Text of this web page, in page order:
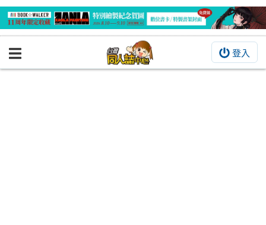
登入
BOOKY書集倉庫